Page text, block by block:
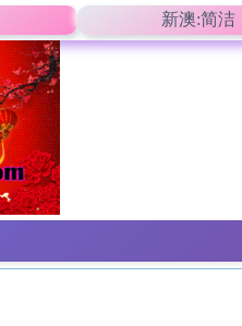
新澳:简洁